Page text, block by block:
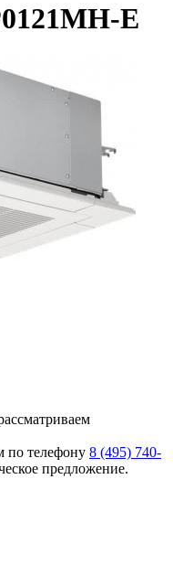
E
по телефону 8 (495) 740-
предложение.